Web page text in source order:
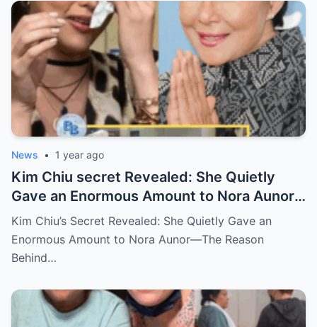
News • 1 year ago
Kim Chiu secret Revealed: She Quietly
Gave an Enormous Amount to Nora Aunor
—The Reason Behind It Will Break Your
Heart!
Kim Chiu’s Secret Revealed: She Quietly Gave an
Enormous Amount to Nora Aunor—The Reason
Behind…